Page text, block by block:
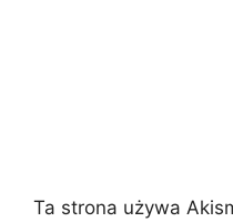
Ta strona używa